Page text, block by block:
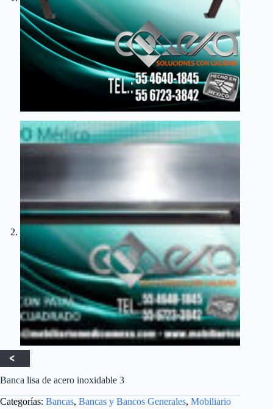
Banca lisa de acero inoxidable 3
Categorías: Bancas, Bancas y Bancos Generales, Mobiliario